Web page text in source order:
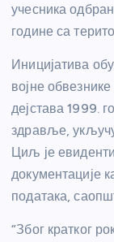
учесника
године са
Иницијатива
војне
дејстава 1999.
здравље,
Циљ је
документације
података,
“Због кратког